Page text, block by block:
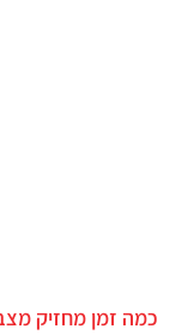
כמה זמן מחזיק